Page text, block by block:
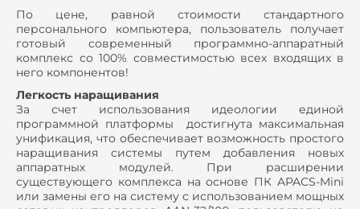
По цене, равной стоимости стандартного
персонального компьютера, пользователь получает
готовый современный программно-аппаратный
комплекс со 100% совместимостью всех входящих в
него компонентов!
Легкость наращивания
За счет использования идеологии единой
программной платформы достигнута максимальная
унификация, что обеспечивает возможность простого
наращивания системы путем добавления новых
аппаратных модулей. При расширении
существующего комплекса на основе ПК APACS-Mini
или замены его на систему с использованием мощных